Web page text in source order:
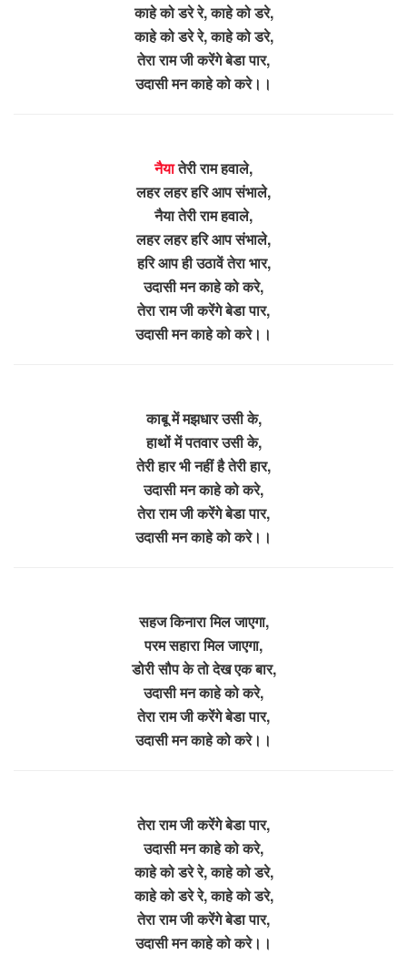
काहे को डरे रे, काहे को डरे,
काहे को डरे रे, काहे को डरे,
तेरा राम जी करेंगे बेडा पार,
उदासी मन काहे को करे।।
नैयातेरी राम हवाले,
लहर लहर हरि आप संभाले,
नैया तेरी राम हवाले,
लहर लहर हरि आप संभाले,
हरि आप ही उठावें तेरा भार,
उदासी मन काहे को करे,
तेरा राम जी करेंगे बेडा पार,
उदासी मन काहे को करे।।
काबू में मझधार उसी के,
हाथों में पतवार उसी के,
तेरी हार भी नहीं है तेरी हार,
उदासी मन काहे को करे,
तेरा राम जी करेंगे बेडा पार,
उदासी मन काहे को करे।।
सहज किनारा मिल जाएगा,
परम सहारा मिल जाएगा,
डोरी सौप के तो देख एक बार,
उदासी मन काहे को करे,
तेरा राम जी करेंगे बेडा पार,
उदासी मन काहे को करे।।
तेरा राम जी करेंगे बेडा पार,
उदासी मन काहे को करे,
काहे को डरे रे, काहे को डरे,
काहे को डरे रे, काहे को डरे,
तेरा राम जी करेंगे बेडा पार,
उदासी मन काहे को करे।।